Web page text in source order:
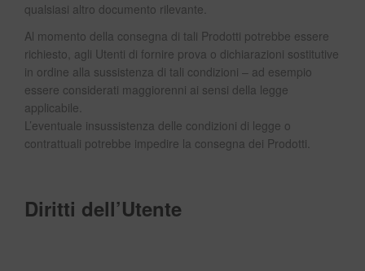
qualsiasi altro documento rilevante.
Al momento della consegna di tali Prodotti potrebbe essere
richiesto, agli Utenti di fornire prova o dichiarazioni sostitutive
in ordine alla sussistenza di tali condizioni – ad esempio
essere considerati maggiorenni ai sensi della legge
applicabile.
L’eventuale insussistenza delle condizioni di legge o
contrattuali potrebbe impedire la consegna dei Prodotti.
Diritti dell’Utente